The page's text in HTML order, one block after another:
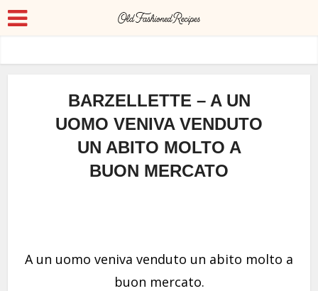
BARZELLETTE – A UN
UOMO VENIVA VENDUTO
UN ABITO MOLTO A
BUON MERCATO
A un uomo veniva venduto un abito molto a
buon mercato.